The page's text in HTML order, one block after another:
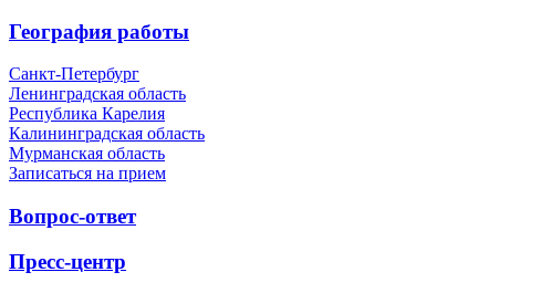
География работы
Санкт-Петербург
Ленинградская область
Республика Карелия
Калининградская область
Мурманская область
Записаться на прием
Вопрос-ответ
Пресс-центр